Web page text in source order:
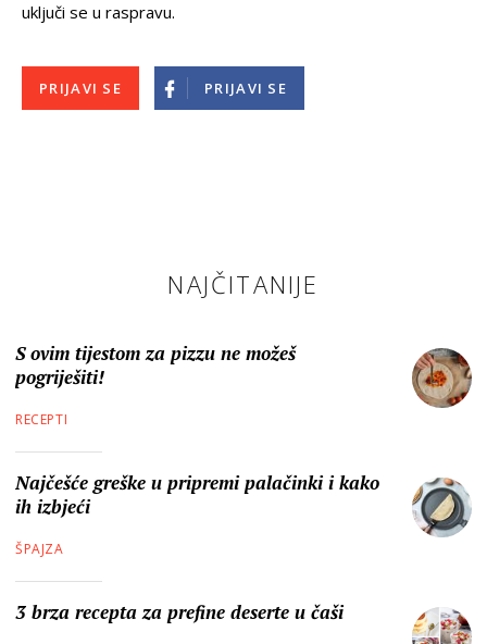
uključi se u raspravu.
PRIJAVI SE PRIJAVI SE
NAJČITANIJE
S ovim tijestom za pizzu ne možeš
pogriješiti!
RECEPTI
Najčešće greške u pripremi palačinki i kako
ih izbjeći
ŠPAJZA
3 brza recepta za prefine deserte u čaši